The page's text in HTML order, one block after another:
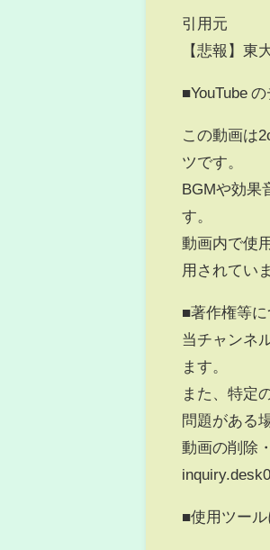
引用元
【悲報】東
■YouTube
この動画は
ツです。
BGMや効果
す。
動画内で使
用されてい
■著作権等に
当チャンネ
ます。
また、特定
問題がある
動画の削除
■使用ツー